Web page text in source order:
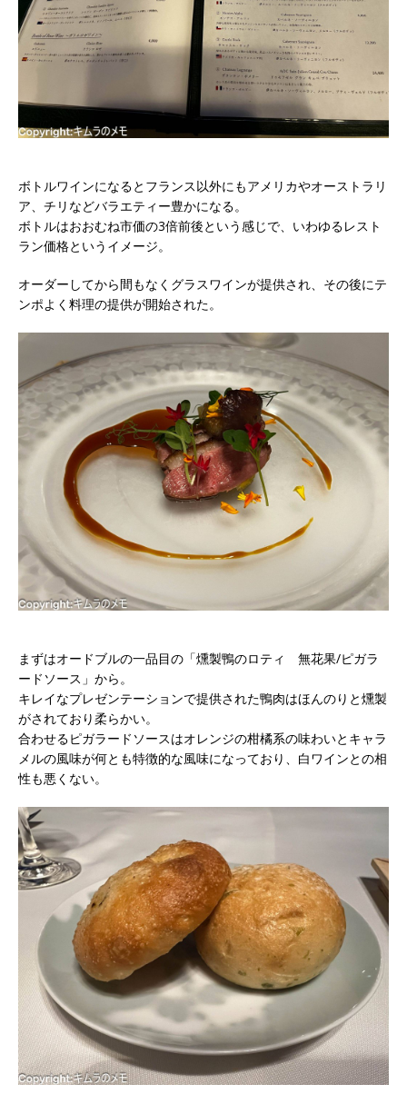
ボトルワインになるとフランス以外にもアメリカやオーストラリ
ア、チリなどバラエティー豊かになる。
ボトルはおおむね市価の3倍前後という感じで、いわゆるレスト
ラン価格というイメージ。
オーダーしてから間もなくグラスワインが提供され、その後にテ
ンポよく料理の提供が開始された。
まずはオードブルの一品目の「燻製鴨のロティ 無花果/ピガラ
ードソース」から。
キレイなプレゼンテーションで提供された鴨肉はほんのりと燻製
がされており柔らかい。
合わせるピガラードソースはオレンジの柑橘系の味わいとキャラ
メルの風味が何とも特徴的な風味になっており、白ワインとの相
性も悪くない。